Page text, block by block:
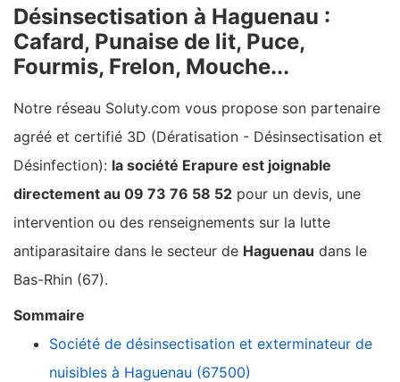
Désinsectisation à Haguenau :
Cafard, Punaise de lit, Puce,
Fourmis, Frelon, Mouche...
Notre réseau Soluty.com vous propose son partenaire
agréé et certifié 3D (Dératisation - Désinsectisation et
Désinfection): la société Erapure est joignable
directement au 09 73 76 58 52 pour un devis, une
intervention ou des renseignements sur la lutte
antiparasitaire dans le secteur de Haguenau dans le
Bas-Rhin (67).
Sommaire
Société de désinsectisation et exterminateur de
nuisibles à Haguenau (67500)